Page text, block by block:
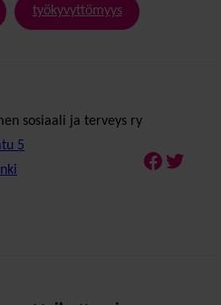
työkyvyttömyys
sosiaali ja terveys ry
5